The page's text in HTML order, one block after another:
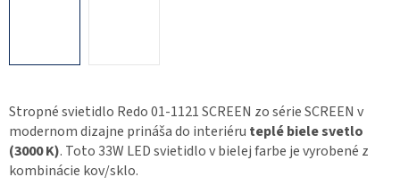
Stropné svietidlo Redo 01-1121 SCREEN zo série SCREEN v
modernom dizajne prináša do interiéru teplé biele svetlo
(3000 K). Toto 33W LED svietidlo v bielej farbe je vyrobené z
kombinácie kov/sklo.